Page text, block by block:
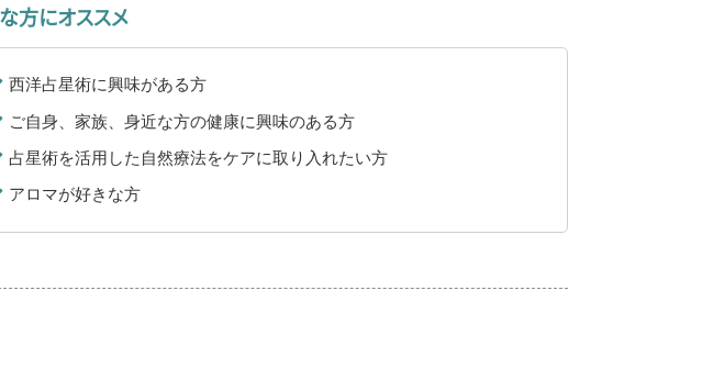
方にオススメ
西洋占星術に興味がある方
ご自身、家族、身近な方の健康に興味のある方
占星術を活用した自然療法をケアに取り入れたい方
アロマが好きな方